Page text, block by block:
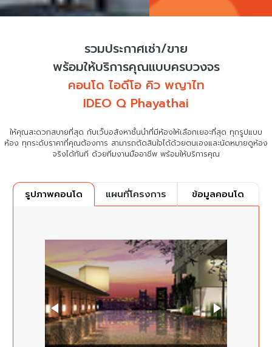
รวมประกาศเช่า/ขาย
พร้อมให้บริการคุณแบบครบวงจร
คอนโด ไอดีโอ คิว พญาไท
IDEO Q Phayathai
ให้คุณสะดวกสบายที่สุด กับเว็บอสังหาชั้นนำที่มีห้องให้เลือกเยอะที่สุด ทุกรูปแบบ
ห้อง ทุกระดับราคาที่คุณต้องการ สามารถตัดสินใจได้ด้วยตนเองและนัดหมายดูห้อง
จริงได้ทันที ด้วยทีมงานมืออาชีพ พร้อมให้บริการคุณ
รูปภาพคอนโด แผนที่โครงการ ข้อมูลคอนโด